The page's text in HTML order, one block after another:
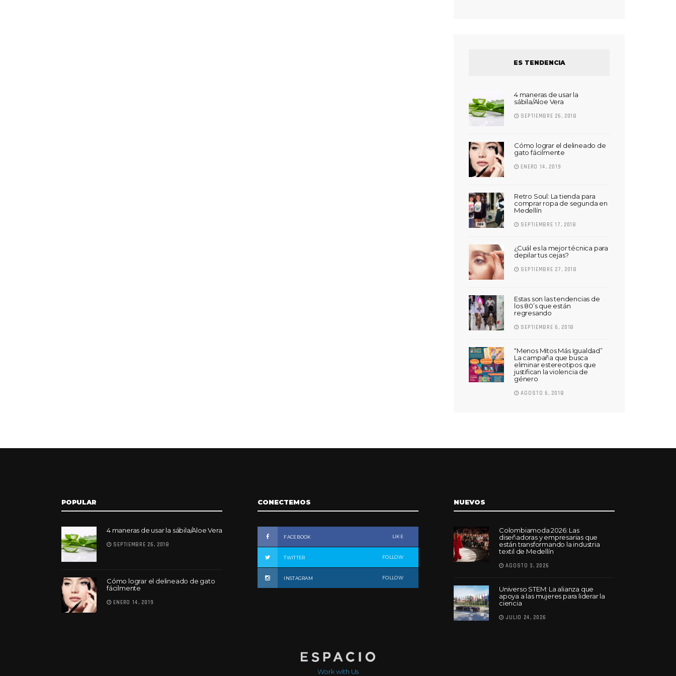
ES TENDENCIA
4 maneras de usar la
sábila/Aloe Vera
SEPTIEMBRE 26, 2018
Cómo lograr el delineado de
gato fácilmente
ENERO 14, 2019
Retro Soul: La tienda para
comprar ropa de segunda en
Medellín
SEPTIEMBRE 17, 2018
¿Cuál es la mejor técnica para
depilar tus cejas?
SEPTIEMBRE 27, 2018
Estas son las tendencias de
los 80’s que están
regresando
SEPTIEMBRE 6, 2018
“Menos Mitos Más Igualdad”
La campaña que busca
eliminar estereotipos que
justifican la violencia de
género
AGOSTO 6, 2018
POPULAR
4 maneras de usar la sábila/Aloe Vera
SEPTIEMBRE 26, 2018
Cómo lograr el delineado de gato
fácilmente
ENERO 14, 2019
CONECTEMOS
FACEBOOK LIKE
TWITTER FOLLOW
INSTAGRAM FOLLOW
NUEVOS
Colombiamoda 2026: Las
diseñadoras y empresarias que
están transformando la industria
textil de Medellín
AGOSTO 3, 2026
Universo STEM: La alianza que
apoya a las mujeres para liderar la
ciencia
JULIO 24, 2026
Work with Us